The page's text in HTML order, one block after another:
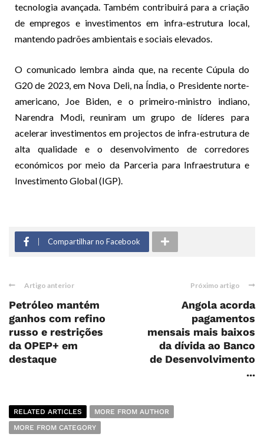
tecnologia avançada. Também contribuirá para a criação
de empregos e investimentos em infra-estrutura local,
mantendo padrões ambientais e sociais elevados.
O comunicado lembra ainda que, na recente Cúpula do
G20 de 2023, em Nova Deli, na Índia, o Presidente norte-
americano, Joe Biden, e o primeiro-ministro indiano,
Narendra Modi, reuniram um grupo de líderes para
acelerar investimentos em projectos de infra-estrutura de
alta qualidade e o desenvolvimento de corredores
económicos por meio da Parceria para Infraestrutura e
Investimento Global (IGP).
Compartilhar no Facebook
Artigo anterior
Petróleo mantém
ganhos com refino
russo e restrições
da OPEP+ em
destaque
Próximo artigo
Angola acorda
pagamentos
mensais mais baixos
da dívida ao Banco
de Desenvolvimento
...
RELATED ARTICLES
MORE FROM AUTHOR
MORE FROM CATEGORY